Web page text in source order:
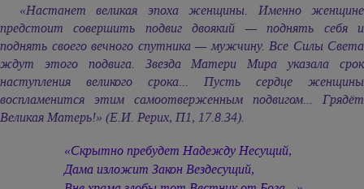
«Настанет великая эпоха женщины. Именно женщине
предстоит совершить подвиг двоякий — поднять себя и
поднять своего вечного спутника — мужчину. Все Силы Света
ждут этого подвига. Звезда Матери Мира указала срок
наступления великого срока... Пусть сердце женщины
воспламенится этим самоотверженным подвигом... Грядёт
Великая Матерь!» (Е.И. Рерих, П1, 17.8.34).
«Скрытно пребудет Надежду Несущий,
Дама изложит Закон Вездесущий,